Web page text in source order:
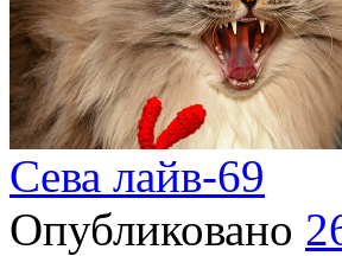
Сева лайв-69
Опубликовано